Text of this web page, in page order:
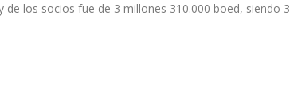
los socios fue de 3 millones 310.000 boed, siendo 3